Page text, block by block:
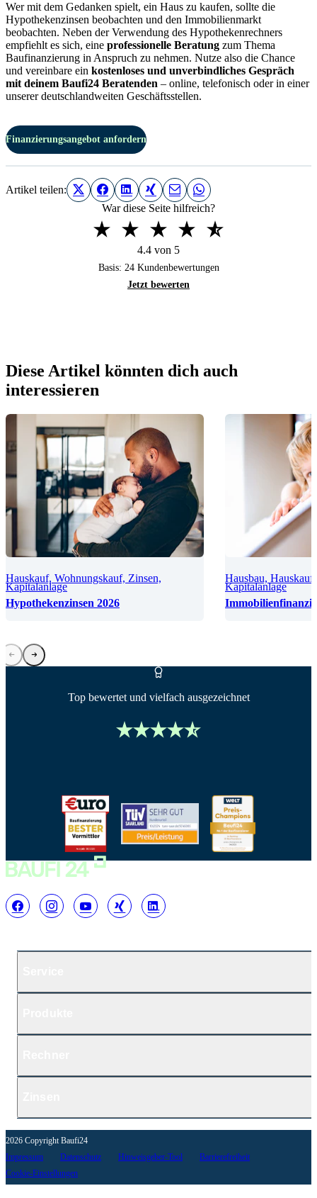
Wer mit dem Gedanken spielt, ein Haus zu kaufen, sollte die
Hypothekenzinsen beobachten und den Immobilienmarkt
beobachten. Neben der Verwendung des Hypothekenrechners
empfiehlt es sich, eine professionelle Beratung zum Thema
Baufinanzierung in Anspruch zu nehmen. Nutze also die Chance
und vereinbare ein kostenloses und unverbindliches Gespräch
mit deinem Baufi24 Beratenden – online, telefonisch oder in einer
unserer deutschlandweiten Geschäftsstellen.
Finanzierungsangebot anfordern
Artikel teilen:
War diese Seite hilfreich?
4.4 von 5
Basis: 24Kundenbewertungen
Jetzt bewerten
Diese Artikel könnten dich auch
interessieren
Hauskauf, Wohnungskauf, Zinsen,
Kapitalanlage
Hypothekenzinsen 2026
Hausbau,
Kapitalanlage
Top bewertet und vielfach ausgezeichnet
2026 Copyright Baufi24
Impressum
Datenschutz Hinweisgeber-Tool
Barrierefreiheit
Cookie-Einstellungen